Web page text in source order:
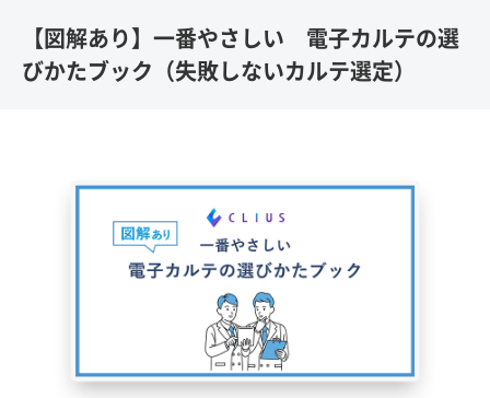
【図解あり】一番やさしい 電子カルテの選
びかたブック（失敗しないカルテ選定）